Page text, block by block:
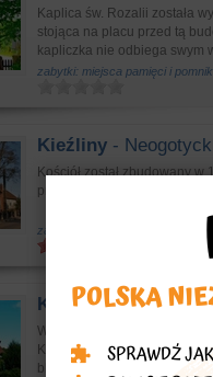
Kaplica św. Rozalii została
stojąca na placu przed tą
kapliczka nie odbiega swym
zabytki: miejsca pamięci i
Kieźliny -
Kościół został zbudowany
przeobraziła się w kościół,
zabytki: kościoły, klasztory,
Kieźliny-
Wieś Kieźliny lokowana
Köslienen a obecnie jest to
blisko Olsztyna. W Kieźlinach